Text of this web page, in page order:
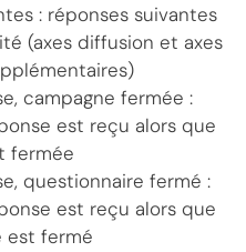
: réponses suivantes
(axes diffusion et axes
campagne fermée :
est reçu alors que
fermée
questionnaire fermé :
est reçu alors que
est fermé